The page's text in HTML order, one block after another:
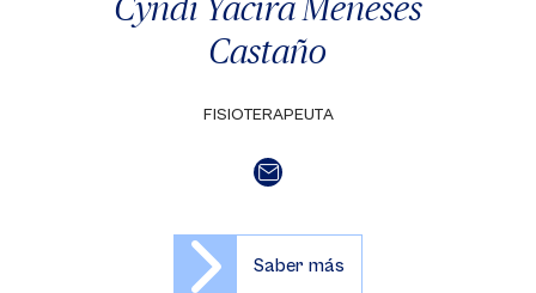
Castaño
FISIOTERAPEUTA
Saber más